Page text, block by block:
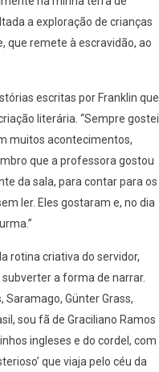
a exploração de crianças
que remete à escravidão, ao
escritas por Franklin que
literária. “Sempre gostei
muitos acontecimentos,
que a professora gostou
da sala, para contar para os
ler. Eles gostaram e, no dia
rotina criativa do servidor,
a forma de narrar.
Günter Grass,
sou fã de Graciliano Ramos
ingleses e do cordel, com
que viaja pelo céu da